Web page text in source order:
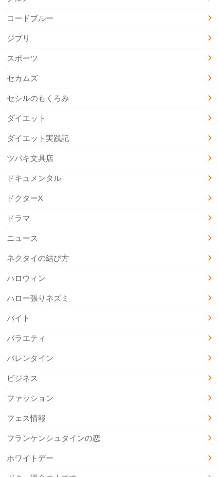
コードブルー
ジブリ
スポーツ
セカムズ
セシルのもくろみ
ダイエット
ダイエット実践記
ツバキ文具店
ドキュメンタル
ドクターX
ドラマ
ニュース
ネクタイの結び方
ハロウィン
ハロー張りネズミ
バイト
バラエティ
バレンタイン
ビジネス
ファッション
フェス情報
フランケンシュタインの恋
ホワイトデー